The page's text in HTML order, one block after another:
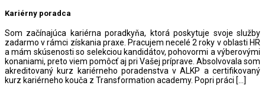
Kariérny poradca
Som začínajúca kariérna poradkyňa, ktorá poskytuje svoje služby
zadarmo v rámci získania praxe. Pracujem necelé 2 roky v oblasti HR
a mám skúsenosti so selekciou kandidátov, pohovormi a výberovými
konaniami, preto viem pomôcť aj pri Vašej príprave. Absolvovala som
akreditovaný kurz kariérneho poradenstva v ALKP a certifikovaný
kurz kariérneho kouča z Transformation academy. Popri práci […]